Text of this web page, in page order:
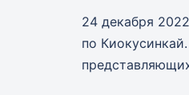
24 декабря
по